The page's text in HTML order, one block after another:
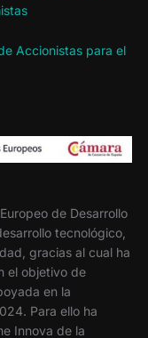
Accionistas para el
de Desarrollo
tecnológico,
gracias al cual ha
el objetivo de
en la
Para ello ha
Innova de la